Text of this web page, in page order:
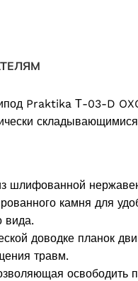
Praktika Т-03-D
шлифованной
камня для
вида.
доводке планок
травм.
освободить